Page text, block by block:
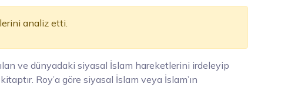
analiz etti.
ve dünyadaki siyasal İslam hareketlerini irdeleyip
Roy’a göre siyasal İslam veya İslam’ın